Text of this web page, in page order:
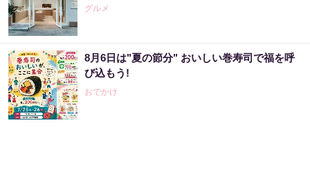
PR（合同会社デジタルファーム ）
「〇〇した後に必ず宝くじを買いなさい」貧
乏が億万長者に
PR（合同会社デジタルファーム ）
グルメ
8月6日は"夏の節分" おいしい巻寿司で福を呼
び込もう!
おでかけ